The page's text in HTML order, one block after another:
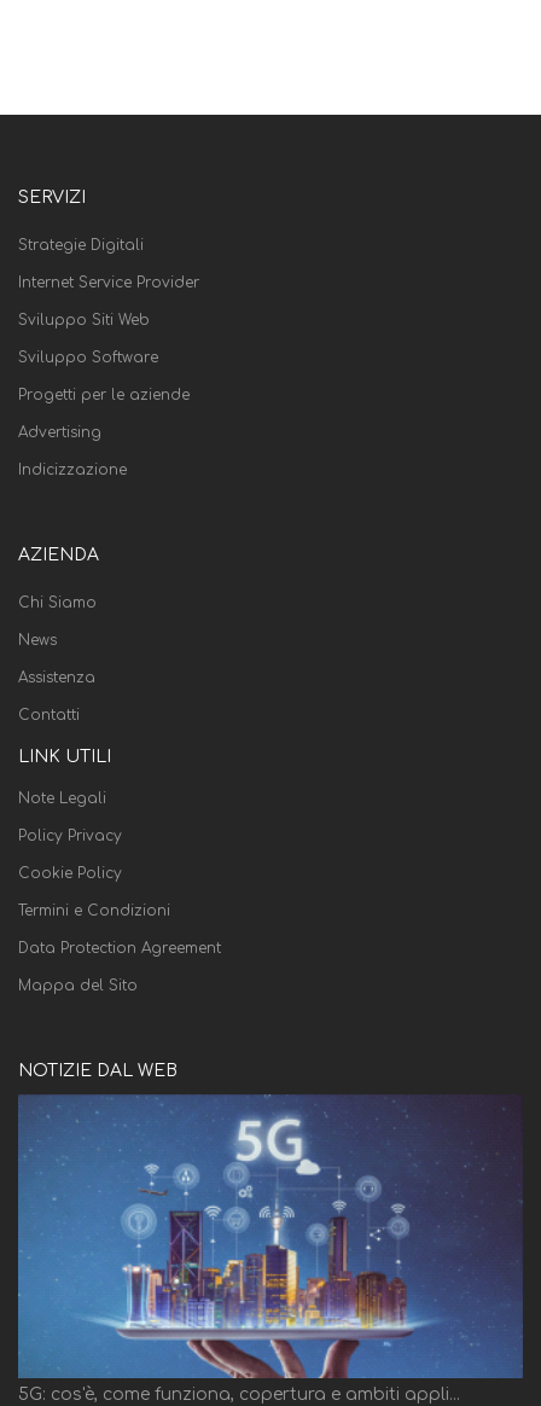
SERVIZI
Strategie Digitali
Internet Service Provider
Sviluppo Siti Web
Sviluppo Software
Progetti per le aziende
Advertising
Indicizzazione
AZIENDA
Chi Siamo
News
Assistenza
Contatti
LINK UTILI
Note Legali
Policy Privacy
Cookie Policy
Termini e Condizioni
Data Protection Agreement
Mappa del Sito
NOTIZIE DAL WEB
5G: cos'è, come funziona, copertura e ambiti appli...